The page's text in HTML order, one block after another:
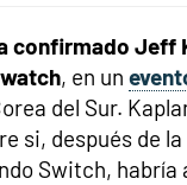
confirmado Jeff
, en un
del Sur.
si, después de la
Switch, habría